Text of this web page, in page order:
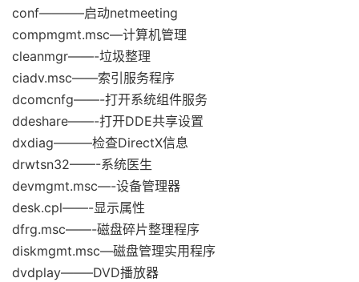
conf———–启动netmeeting
compmgmt.msc—计算机管理
cleanmgr——-垃圾整理
ciadv.msc——索引服务程序
dcomcnfg——-打开系统组件服务
ddeshare——-打开DDE共享设置
dxdiag———检查DirectX信息
drwtsn32——-系统医生
devmgmt.msc—-设备管理器
desk.cpl——-显示属性
dfrg.msc——-磁盘碎片整理程序
diskmgmt.msc—磁盘管理实用程序
dvdplay——–DVD播放器